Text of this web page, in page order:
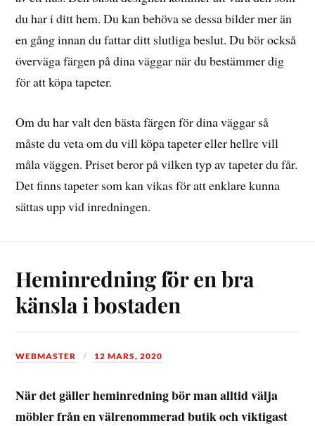
du har i ditt hem. Du kan behöva se dessa bilder mer än
en gång innan du fattar ditt slutliga beslut. Du bör också
överväga färgen på dina väggar när du bestämmer dig
för att köpa tapeter.
Om du har valt den bästa färgen för dina väggar så
måste du veta om du vill köpa tapeter eller hellre vill
måla väggen. Priset beror på vilken typ av tapeter du får.
Det finns tapeter som kan vikas för att enklare kunna
sättas upp vid inredningen.
Heminredning för en bra
känsla i bostaden
WEBMASTER 12 MARS, 2020
När det gäller heminredning bör man alltid välja
möbler från en välrenommerad butik och viktigast